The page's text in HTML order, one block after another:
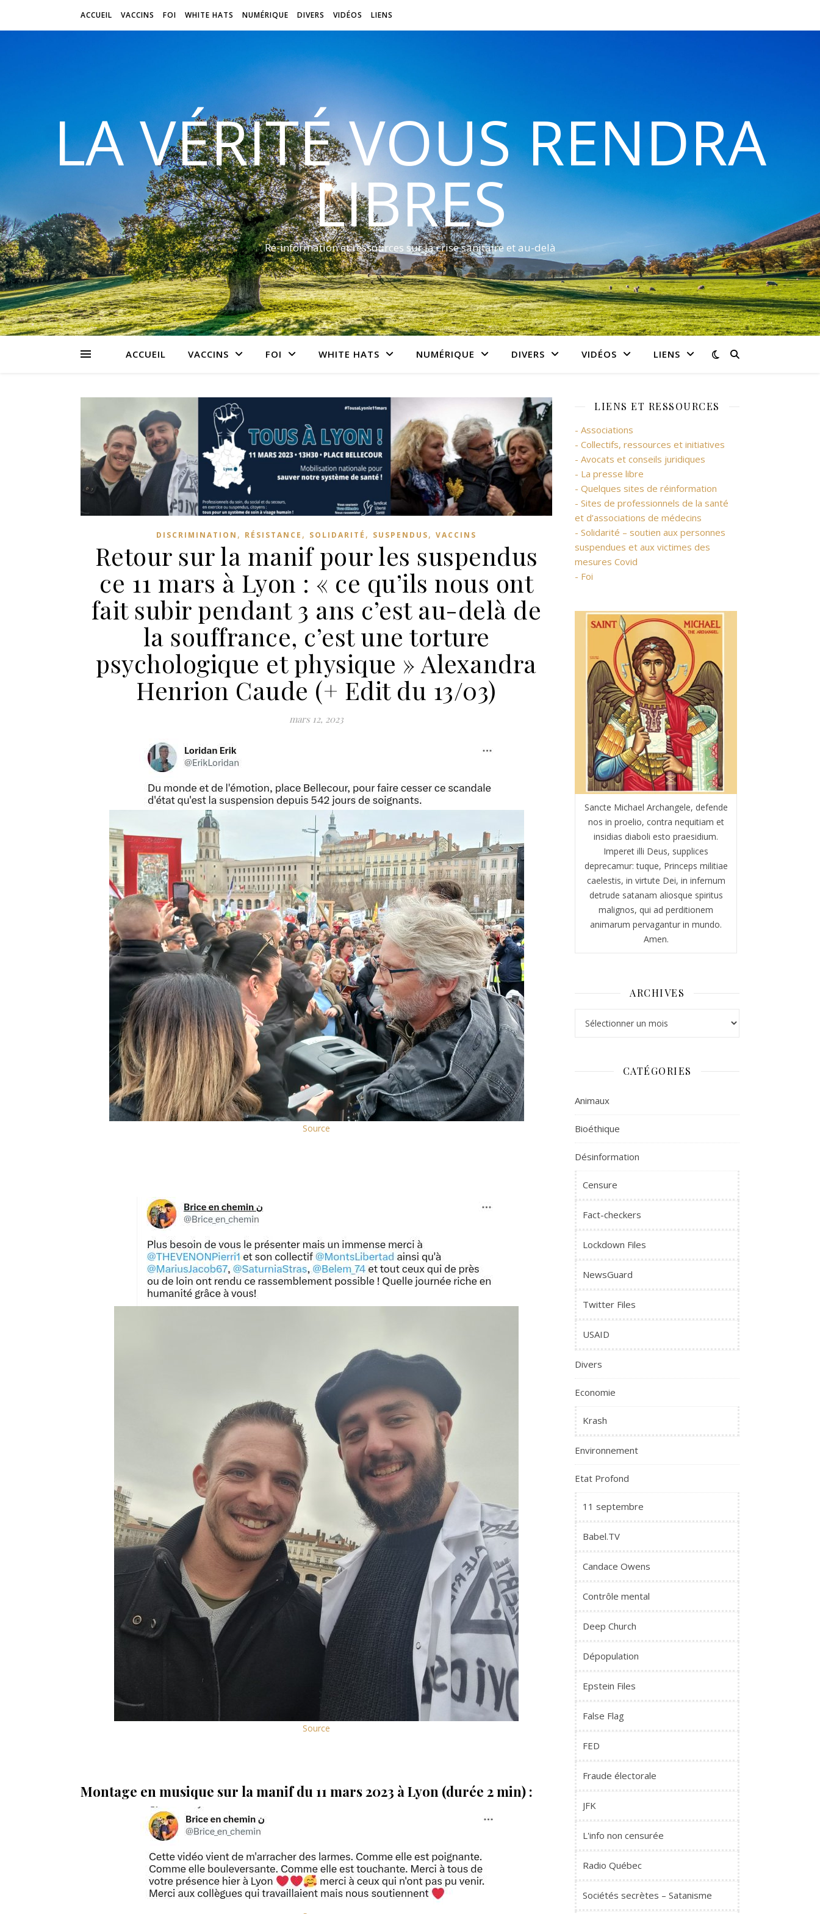
ACCUEIL VACCINS FOI WHITE HATS NUMÉRIQUE DIVERS VIDÉOS LIENS
LA VÉRITÉ VOUS RENDRA
LIBRES
Ré-information et ressources sur la crise sanitaire et au-delà
ACCUEIL VACCINS FOI WHITE HATS NUMÉRIQUE DIVERS VIDÉOS LIENS
DISCRIMINATION , RÉSISTANCE , SOLIDARITÉ , SUSPENDUS, VACCINS
Retour sur la manif pour les suspendus
ce 11 mars à Lyon : « ce qu’ils nous ont
fait subir pendant 3 ans c’est au-delà de
la souffrance, c’est une torture
psychologique et physique » Alexandra
Henrion Caude (+ Edit du 13/03)
mars 12, 2023
Source
Source
Montage en musique sur la manif du 11 mars 2023 à Lyon (durée 2 min) :
LIENS ET RESSOURCES
- Associations
- Collectifs, ressources et initiatives
- Avocats et conseils juridiques
- La presse libre
- Quelques sites de réinformation
- Sites de professionnels de la santé
et d’associations de médecins
- Solidarité – soutien aux personnes
suspendues et aux victimes des
mesures Covid
- Foi
Sancte Michael Archangele, defende
nos in proelio, contra nequitiam et
insidias diaboli esto praesidium.
Imperet illi Deus, supplices
deprecamur: tuque, Princeps militiae
caelestis, in virtute Dei, in infernum
detrude satanam aliosque spiritus
malignos, qui ad perditionem
animarum pervagantur in mundo.
Amen.
ARCHIVES
CATÉGORIES
Animaux
Bioéthique
Désinformation
Censure
Fact-checkers
Lockdown Files
NewsGuard
Twitter Files
USAID
Divers
Economie
Krash
Environnement
Etat Profond
11 septembre
Babel.TV
Candace Owens
Contrôle mental
Deep Church
Dépopulation
Epstein Files
False Flag
FED
Fraude électorale
JFK
L'info non censurée
Radio Québec
Sociétés secrètes – Satanisme